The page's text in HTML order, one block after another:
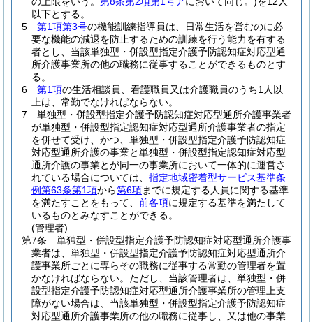
以下とする。
5
第1項第3号の機能訓練指導員は、日常生活を営むのに必
要な機能の減退を防止するための訓練を行う能力を有する
者とし、当該単独型・併設型指定介護予防認知症対応型通
所介護事業所の他の職務に従事することができるものとす
る。
6
第1項の生活相談員、看護職員又は介護職員のうち1人以
上は、常勤でなければならない。
7
単独型・併設型指定介護予防認知症対応型通所介護事業者
が単独型・併設型指定認知症対応型通所介護事業者の指定
を併せて受け、かつ、単独型・併設型指定介護予防認知症
対応型通所介護の事業と単独型・併設型指定認知症対応型
通所介護の事業とが同一の事業所において一体的に運営さ
れている場合については、 指定地域密着型サービス基準条
例第63条第1項から第6項までに規定する人員に関する基準
を満たすことをもって、 前各項に規定する基準を満たして
いるものとみなすことができる。
(管理者)
第7条
単独型・併設型指定介護予防認知症対応型通所介護事
業者は、単独型・併設型指定介護予防認知症対応型通所介
護事業所ごとに専らその職務に従事する常勤の管理者を置
かなければならない。 ただし、当該管理者は、単独型・併
設型指定介護予防認知症対応型通所介護事業所の管理上支
障がない場合は、当該単独型・併設型指定介護予防認知症
対応型通所介護事業所の他の職務に従事し、又は他の事業